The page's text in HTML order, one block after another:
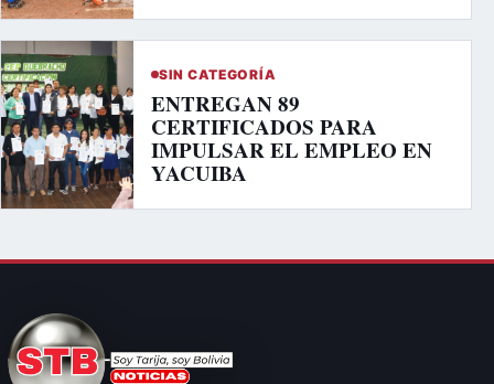
SIN CATEGORÍA
ENTREGAN 89
CERTIFICADOS PARA
IMPULSAR EL EMPLEO EN
YACUIBA